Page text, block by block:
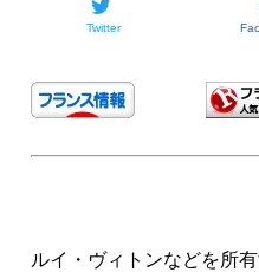
Twitter
ルイ・ヴィトンなどを所